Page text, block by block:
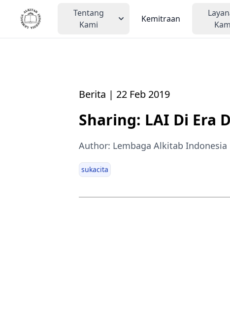
Tentang
Kami
Kemitraan
Berita | 22 Feb 2019
Sharing: LAI Di Era
Author: Lembaga Alkitab Indonesia
sukacita